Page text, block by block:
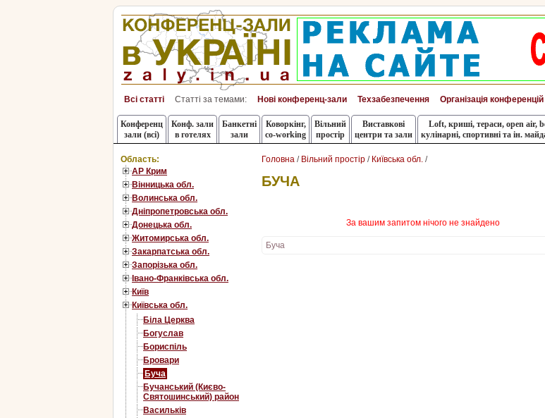
Всі статті Статті за темами: Нові конференц-зали Техзабезпечення Організація конференцій
Конференц
зали (всі)
Конф. зали
в готелях
Банкетні
зали
Коворкінг,
co-working
Вільний
простір
Виставкові
центри та зали
Loft, криші, тераси, оpen air,
кулінарні, спортивні та ін.
Область:
АР Крим
Вінницька обл.
Волинська обл.
Дніпропетровська обл.
Донецька обл.
Житомирська обл.
Закарпатська обл.
Запорізька обл.
Івано-Франківська обл.
Київ
Київська обл.
Біла Церква
Богуслав
Бориспіль
Бровари
Буча
Бучанський (Києво-
Святошинський) район
Васильків
Головна / Вільний простір / Київська обл. /
БУЧА
За вашим запитом нічого не знайдено
Буча